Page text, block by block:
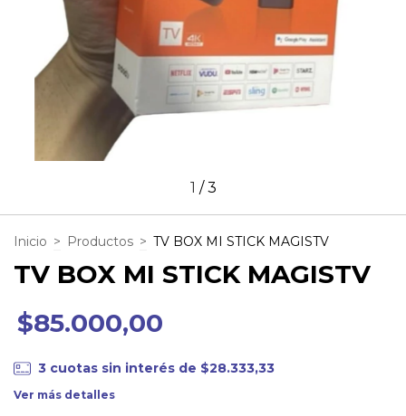
1 /3
Inicio > Productos > TV BOX MI STICK MAGISTV
TV BOX MI STICK MAGISTV
$85.000,00
3 cuotas sin interés de $28.333,33
Ver más detalles